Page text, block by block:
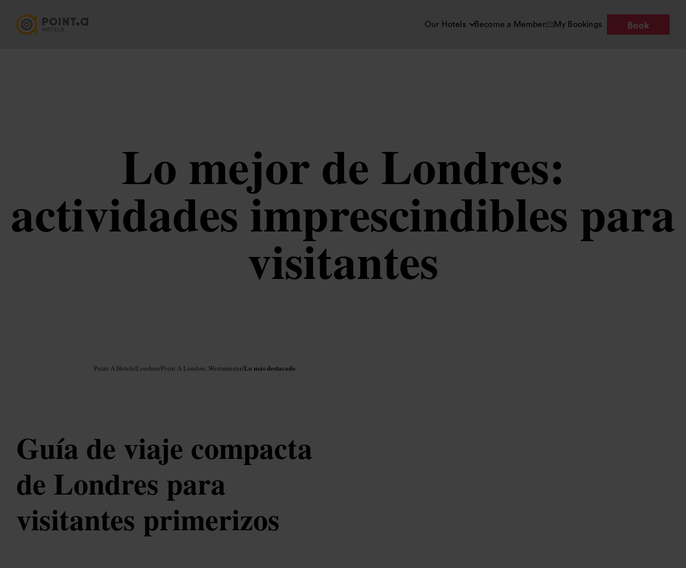
Our Hotels Become a Member My Bookings Book
Lo mejor de Londres:
actividades imprescindibles para
visitantes
Point A Hotels/Londres/Point A London, Westminster/Lo más destacado
Guía de viaje compacta
de Londres para
visitantes primerizos